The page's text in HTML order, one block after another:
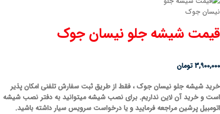
قیمت شیشه جلو نیسان جوک
3,900,000تومان
خرید شیشه جلو نیسان جوک ، فقط از طریق ثبت سفارش تلفنی امکان پذیر
است و خرید آن لاین نداریم. برای نصب شیشه میتوانید به دفتر نصب شیشه
اتومبیل پرشین مراجعه فرمایید و یا درخواست سرویس سیار داشته باشید.